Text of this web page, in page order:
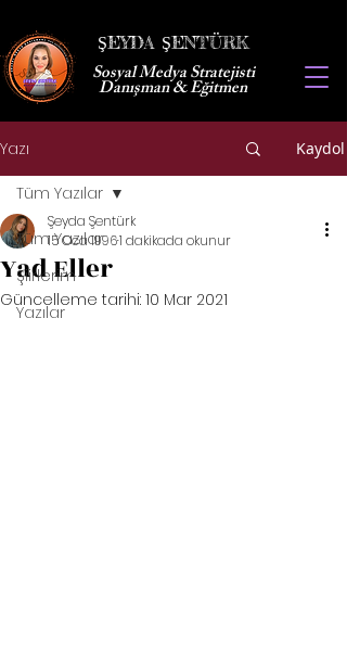
ŞEYDA ŞENTÜRK
Sosyal Medya Stratejisti
Danışman & Eğitmen
Yazı Kaydol
Tüm Yazılar
Şiirlerim
Yazılar
Tüm Yazılar
Yad Eller
Şeyda Şentürk
15 Oca 19961 dakikada okunur
Güncelleme tarihi: 10 Mar 2021